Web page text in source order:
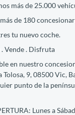
más de 25.000
de 180
tu nuevo coche.
Vende . Disfruta
en nuestro
9, 08500 Vic,
punto de la
Lunes a